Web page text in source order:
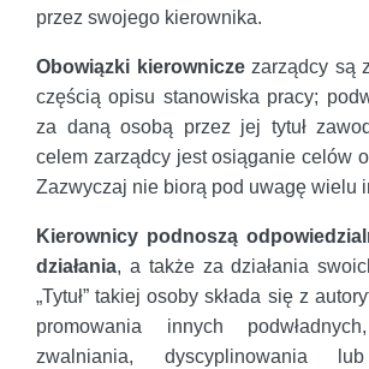
przez swojego kierownika.
Obowiązki kierowniczezarządcy są
częścią opisu stanowiska pracy;
za daną osobą przez jej tytuł
celem zarządcy jest osiąganie celów
Zazwyczaj nie biorą pod uwagę wielu
Kierownicy podnoszą
działania, a także za działania
„Tytuł” takiej osoby składa się z
promowania innych
zwalniania, dyscyplinowania